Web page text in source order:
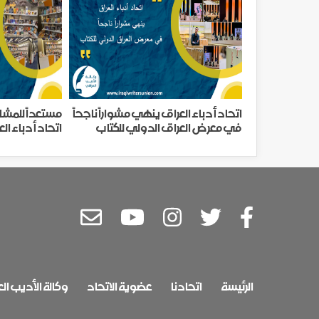
اتحاد أدباء العراق ينهي مشواراً ناجحاً
في معرض العراق الدولي للكتاب
مستعداً
اتحاد أدباء
الرئيسة اتحادنا عضوية الاتحاد وكالة الأديب